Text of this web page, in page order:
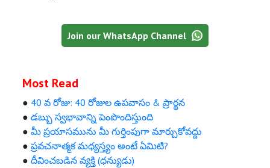
Join our WhatsApp Channel
Most Read
● 40 వ రోజు: 40 రోజుల ఉపవాసం & ప్రార్థన
●డబ్బు స్వభావాన్ని పెంపొందిస్తుంది
●మీ ప్రయాసమును మీ గుర్తింపుగా మార్చుకోవద్దు
●ప్రవచనాత్మక మధ్యస్త్యం అంటే ఏమిటి?
●దీవించబడిన వ్యక్తి (ధన్యుడు)